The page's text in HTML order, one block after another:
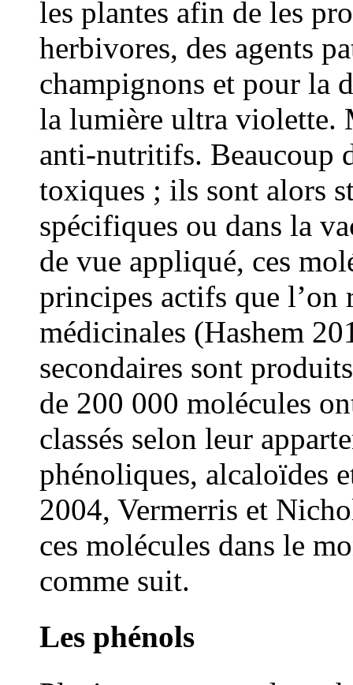
les plantes afin de les
herbivores, des agents
champignons et pour la
la lumière ultra violette.
anti-nutritifs. Beaucoup
toxiques ; ils sont alors
spécifiques ou dans la
de vue appliqué, ces
principes actifs que l’on
médicinales (Hashem
secondaires sont
de 200 000 molécules
classés selon leur
phénoliques, alcaloïdes
2004, Vermerris et
ces molécules dans le
comme suit.
Les phénols